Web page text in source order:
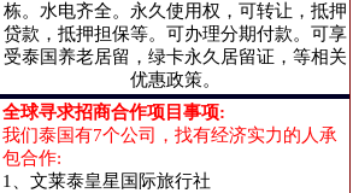
栋。水电齐全。永久使用权，可转让，抵押
贷款，抵押担保等。可办理分期付款。可享
受泰国养老居留，绿卡永久居留证，等相关
优惠政策。
全球寻求招商合作项目事项:
我们泰国有7个公司，找有经济实力的人承
包合作:
1、文莱泰皇星国际旅行社